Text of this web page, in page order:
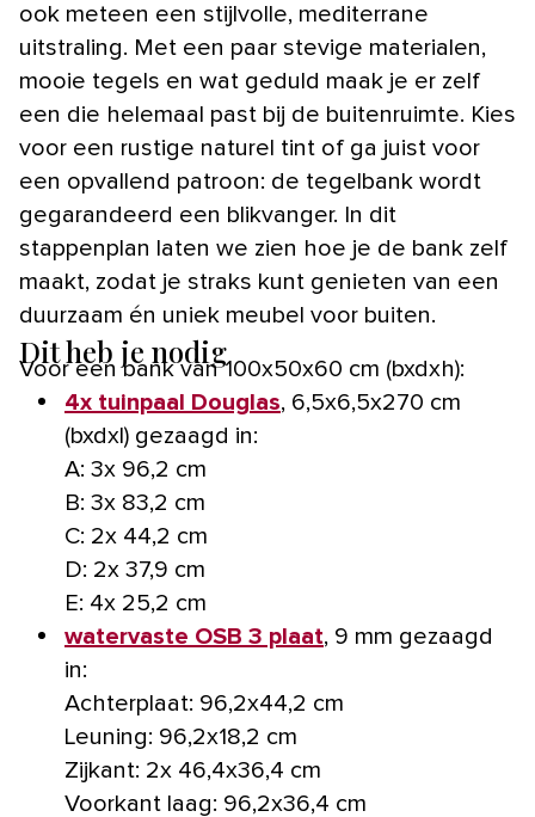
ook meteen een stijlvolle, mediterrane
uitstraling. Met een paar stevige materialen,
mooie tegels en wat geduld maak je er zelf
een die helemaal past bij de buitenruimte. Kies
voor een rustige naturel tint of ga juist voor
een opvallend patroon: de tegelbank wordt
gegarandeerd een blikvanger. In dit
stappenplan laten we zien hoe je de bank zelf
maakt, zodat je straks kunt genieten van een
duurzaam én uniek meubel voor buiten.
Dit heb je nodig
Voor een bank van 100x50x60 cm (bxdxh):
4x tuinpaal Douglas, 6,5x6,5x270 cm
(bxdxl) gezaagd in:
A: 3x 96,2 cm
B: 3x 83,2 cm
C: 2x 44,2 cm
D: 2x 37,9 cm
E: 4x 25,2 cm
watervaste OSB 3 plaat, 9 mm gezaagd
in:
Achterplaat: 96,2x44,2 cm
Leuning: 96,2x18,2 cm
Zijkant: 2x 46,4x36,4 cm
Voorkant laag: 96,2x36,4 cm